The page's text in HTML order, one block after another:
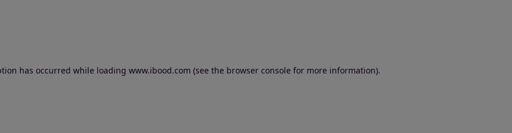
has occurred while loading www.ibood.com (see the browser console for more information).